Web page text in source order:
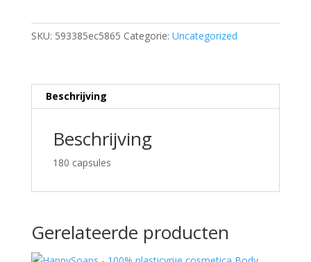
SKU: 593385ec5865 Categorie: Uncategorized
Beschrijving
Beschrijving
180 capsules
Gerelateerde producten